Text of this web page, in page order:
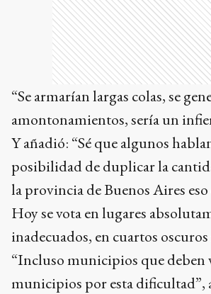
“Se armarían largas colas, se
amontonamientos, sería un
Y añadió: “Sé que algunos
posibilidad de duplicar la
la provincia de Buenos Aires
Hoy se vota en lugares
inadecuados, en cuartos
“Incluso municipios que deben
municipios por esta dificultad”,